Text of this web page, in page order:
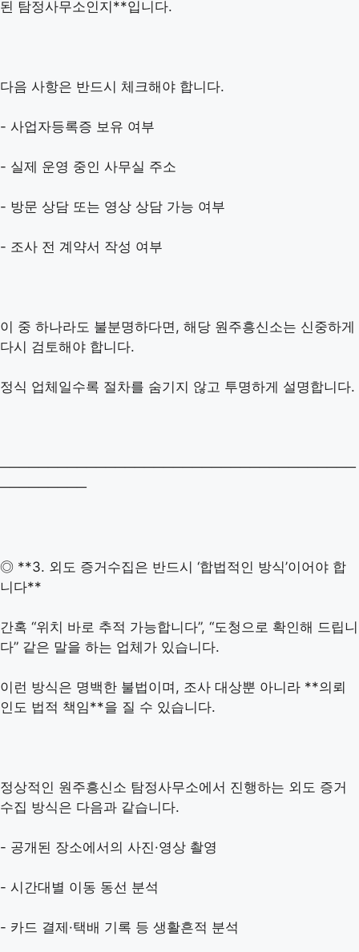
된 탐정사무소인지**입니다.
다음 사항은 반드시 체크해야 합니다.
- 사업자등록증 보유 여부
- 실제 운영 중인 사무실 주소
- 방문 상담 또는 영상 상담 가능 여부
- 조사 전 계약서 작성 여부
이 중 하나라도 불분명하다면, 해당 원주흥신소는 신중하게
다시 검토해야 합니다.
정식 업체일수록 절차를 숨기지 않고 투명하게 설명합니다.
─────────────────────────────────────
─────────
◎ **3. 외도 증거수집은 반드시 ‘합법적인 방식’이어야 합
니다**
간혹 “위치 바로 추적 가능합니다”, “도청으로 확인해 드립니
다” 같은 말을 하는 업체가 있습니다.
이런 방식은 명백한 불법이며, 조사 대상뿐 아니라 **의뢰
인도 법적 책임**을 질 수 있습니다.
정상적인 원주흥신소 탐정사무소에서 진행하는 외도 증거
수집 방식은 다음과 같습니다.
- 공개된 장소에서의 사진·영상 촬영
- 시간대별 이동 동선 분석
- 카드 결제·택배 기록 등 생활흔적 분석